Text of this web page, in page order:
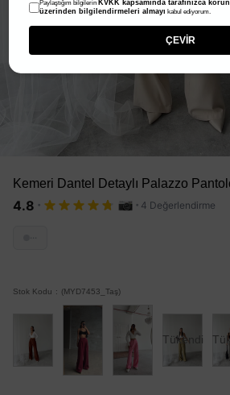
Kemeri Dantel Detaylı Palazzo
4.8 · · 4 Değerlendirme
Stok Kodu (MYD7453_Taş)
Tükendi
Paylaştığım bilgilerin KVKK kapsamında tarafınızca
üzerinden bilgilendirmeleri almayı kabul ediyorum.
ÇEVİR